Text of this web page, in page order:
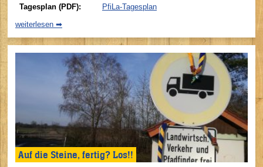
Tagesplan (PDF):
PfiLa-Tagesplan
weiterlesen ➡
Auf die Steine, fertig? Los!!